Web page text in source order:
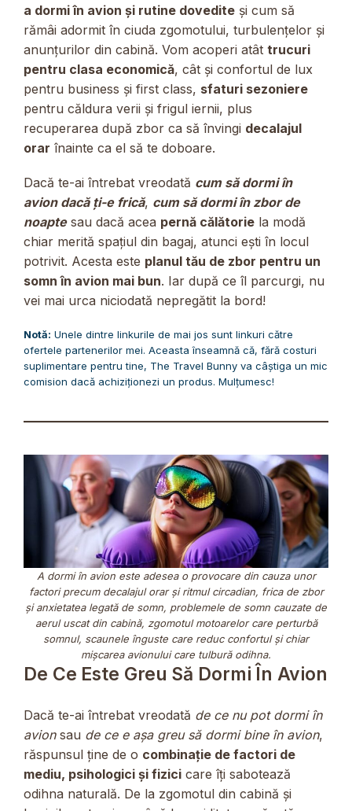
a dormi în avion și rutine dovedite și cum să
rămâi adormit în ciuda zgomotului, turbulențelor și
anunțurilor din cabină. Vom acoperi atât trucuri
pentru clasa economică, cât și confortul de lux
pentru business și first class, sfaturi sezoniere
pentru căldura verii și frigul iernii, plus
recuperarea după zbor ca să învingi decalajul
orar înainte ca el să te doboare.
Dacă te-ai întrebat vreodată cum să dormi în
avion dacă ți-e frică, cum să dormi în zbor de
noaptesau dacă acea pernă călătorie la modă
chiar merită spațiul din bagaj, atunci ești în locul
potrivit. Acesta este planul tău de zbor pentru un
somn în avion mai bun. Iar după ce îl parcurgi, nu
vei mai urca niciodată nepregătit la bord!
Notă: Unele dintre linkurile de mai jos sunt linkuri către
ofertele partenerilor mei. Aceasta înseamnă că, fără costuri
suplimentare pentru tine, The Travel Bunny va câștiga un mic
comision dacă achiziționezi un produs. Mulțumesc!
A dormi în avion este adesea o provocare din cauza unor
factori precum decalajul orar și ritmul circadian, frica de zbor
și anxietatea legată de somn, problemele de somn cauzate de
aerul uscat din cabină, zgomotul motoarelor care perturbă
somnul, scaunele înguste care reduc confortul și chiar
mișcarea avionului care tulbură odihna.
De Ce Este Greu Să Dormi În Avion
Dacă te-ai întrebat vreodată de ce nu pot dormi în
avionsau de ce e așa greu să dormi bine în avion,
răspunsul ține de o combinație de factori de
mediu, psihologici și fizici care îți sabotează
odihna naturală. De la zgomotul din cabină și